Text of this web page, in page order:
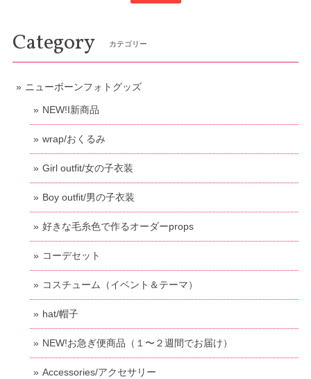
Category カテゴリー
ニューボーンフォトグッズ
NEW!I新商品
wrap/おくるみ
Girl outfit/女の子衣装
Boy outfit/男の子衣装
好きな毛糸色で作るオーダーprops
コーデセット
コスチューム（イベント＆テーマ）
hat/帽子
NEW!お急ぎ便商品（１〜２週間でお届け）
Accessories/アクセサリー